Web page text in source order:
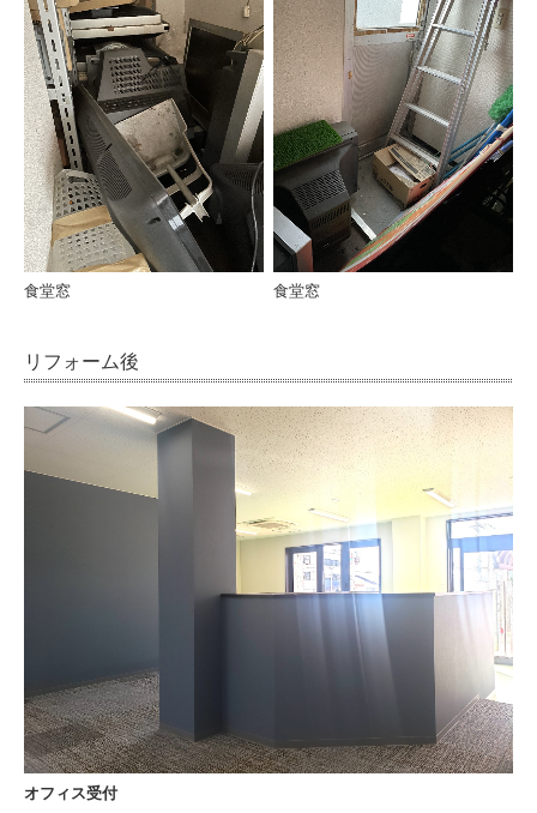
リノベーション 選ばれる理由
古民家再生 選ばれる理由
断熱 選ばれる理由
リフォームの流れ
リフォーム施工例
スタッフ紹介
特集ページ
まるごと断熱リフォーム
代表あいさつ
福利厚生・イベント
社員インタビュー
食堂窓 食堂窓
リフォーム後
オフィス受付